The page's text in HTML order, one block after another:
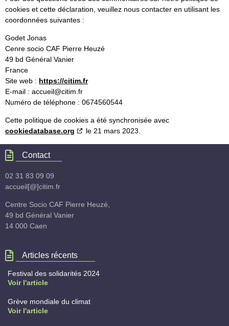
cookies et cette déclaration, veuillez nous contacter en utilisant les
coordonnées suivantes :
Godet Jonas
Cenre socio CAF Pierre Heuzé
49 bd Général Vanier
France
Site web : https://citim.fr
E-mail : accueil@citim.fr
Numéro de téléphone : 0674560544
Cette politique de cookies a été synchronisée avec
cookiedatabase.org
le 21 mars 2023.
Contact
02 31 83 09 09
accueil[@]citim.fr
Centre Socio CAF Pierre Heuzé,
49 bd Général Vanier
14 000 Caen
Articles récents
Festival des solidarités 2024
Voir l'article
Grève mondiale du climat
Voir l'article